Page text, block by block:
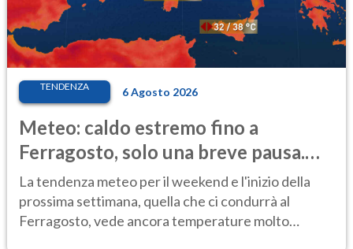
TENDENZA 6 Agosto 2026
Meteo: caldo estremo fino a
Ferragosto, solo una breve pausa.
Ecco dove
La tendenza meteo per il weekend e l'inizio della
prossima settimana, quella che ci condurrà al
Ferragosto, vede ancora temperature molto